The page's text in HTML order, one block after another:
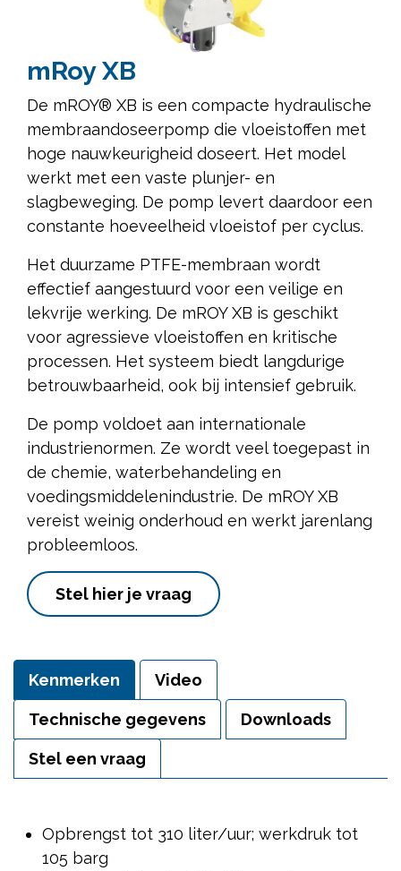
mRoy XB
De mROY® XB is een compacte hydraulische
membraandoseerpomp die vloeistoffen met
hoge nauwkeurigheid doseert. Het model
werkt met een vaste plunjer- en
slagbeweging. De pomp levert daardoor een
constante hoeveelheid vloeistof per cyclus.
Het duurzame PTFE-membraan wordt
effectief aangestuurd voor een veilige en
lekvrije werking. De mROY XB is geschikt
voor agressieve vloeistoffen en kritische
processen. Het systeem biedt langdurige
betrouwbaarheid, ook bij intensief gebruik.
De pomp voldoet aan internationale
industrienormen. Ze wordt veel toegepast in
de chemie, waterbehandeling en
voedingsmiddelenindustrie. De mROY XB
vereist weinig onderhoud en werkt jarenlang
probleemloos.
Stel hier je vraag
Kenmerken Video
Technische gegevens Downloads
Stel een vraag
Opbrengst tot 310 liter/uur; werkdruk tot
105 barg